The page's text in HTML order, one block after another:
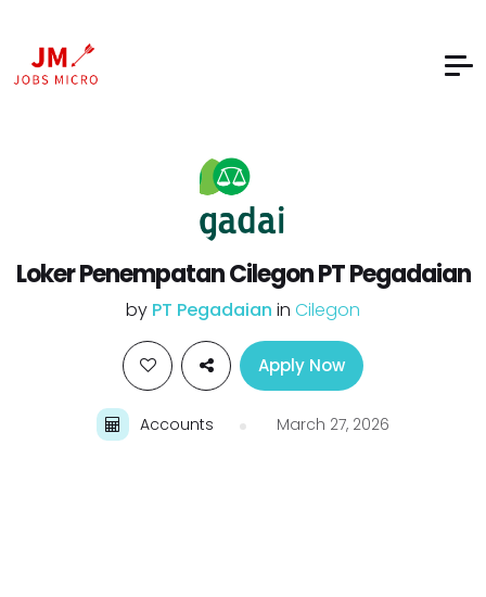
Loker Penempatan Cilegon PT Pegadaian
by PT Pegadaian in Cilegon
Apply Now
Accounts March 27, 2026